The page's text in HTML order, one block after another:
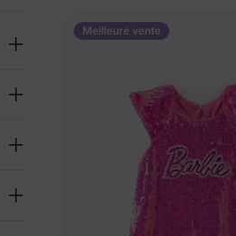
Meilleure vente